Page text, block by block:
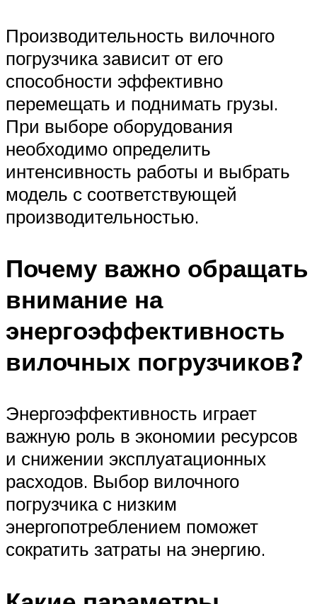
Производительность вилочного
погрузчика зависит от его
способности эффективно
перемещать и поднимать грузы.
При выборе оборудования
необходимо определить
интенсивность работы и выбрать
модель с соответствующей
производительностью.
Почему важно обращать
внимание на
энергоэффективность
вилочных погрузчиков?
Энергоэффективность играет
важную роль в экономии ресурсов
и снижении эксплуатационных
расходов. Выбор вилочного
погрузчика с низким
энергопотреблением поможет
сократить затраты на энергию.